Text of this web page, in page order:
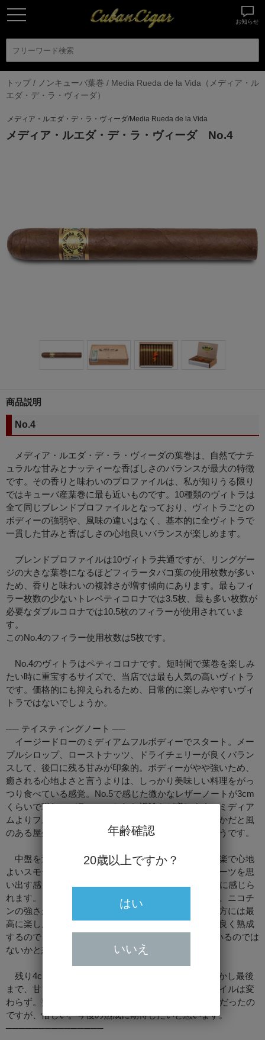
お知らせ
トップ/ ノンキューバ葉巻 / Media Rueda de la Vida（メディア・ル
エダ・デ・ラ・ヴィーダ）
メディア・ルエダ・デ・ラ・ヴィーダ/Media Rueda de la Vida
メディア・ルエダ・デ・ラ・ヴィーダ No.4
商品説明
No.4
メディア・ルエダ・デ・ラ・ヴィーダの葉巻は、自然でナチ
ュラルな甘みとナッティーな香ばしさのバランスが最大の特徴
です。その香りと味わいのプロファイルは、私が知りうる限り
ではキューバ産葉巻に最も近いものです。10種類のヴィトラは
全て同じブレンドプロファイルとなっており、ヴィトラごとの
ボディーの強弱や、風味の違いはなく、基本的に全ヴィトラで
一貫した甘みと香ばしさの心地良いバランスが楽しめます。
ブレンドプロファイルは10ヴィトラ共通ですが、リングゲー
ジの大きな葉巻になるほどフィラータバコ葉の使用枚数が多い
ため、香りと味わいの複雑さが増す傾向にあります。最もフィ
ラー枚数の少ないトレペティコロナでは3.5枚、最も多い枚数が
必要なダブルコロナでは10.5枚のフィラーが使用されていま
す。
このNo.4のフィラー使用枚数は5枚です。
No.4のヴィトラはペティコロナです。短時間で葉巻を楽しみ
たい時に重宝するサイズで、当店では最も人気の高いヴィトラ
です。価格的にも抑えられるため、日常的に楽しみやすいヴィ
トラではないでしょうか。
── テイスティングノート ──
イージードローのミディアムフルボディーでスタート。メー
プルシロップ、ローストナッツ、ドライチェリーが良くバラン
スして、後口に残る甘みが印象的。ボディーがやや強いため、
癒される心地よさと言うよりは、しっかり美味しい料理をがっ
つり食べている感覚。No.5で感じた微かなレザーノートが3cm
くらいで現れ、バランスのとれた複雑さが増します。ミディア
ムよりフル寄りだけあって煙量が凄い、これだけ煙豊かだと風
のある屋外で吸っても、風に負けずに葉巻を楽しめそうです。
中盤を過ぎると少しボディーがおとなしくなって、楽で心地
よいスモーキングに変化。それでもパルタガスのショーツを思
い出す感じですが、香りの豊かさはこのNo.4の方が上に感じら
れます。このボディーの強さはスパイシーと言うより、ニコチ
ンの強さが要因ですね。なので、強めの葉巻が好きな方には最
高に楽し風味だと思います。経験的にこの種の葉巻は良く熟成
するので、半年後、1年後にはかなり美味しくなっているのでは
ないかと想像できます。
残り4cmでボディーが強くなりフルボディーに。しかし最後
まで、甘く香ばしいキューバ産葉巻のようなプロファイルは変
わらず。熟成でもう少しニコチン感が落ち着けば93点だったの
ですが、惜しい。今後の熟成に期待したいと思います。
───────────────
年齢確認
20歳以上ですか？
はい
いいえ